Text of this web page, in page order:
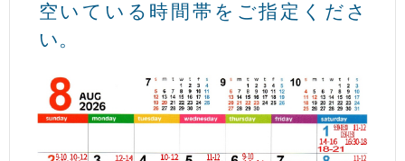
空いている時間帯をご指定くださ
い。